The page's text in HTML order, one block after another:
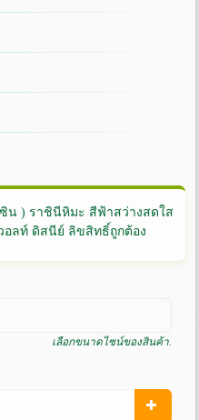
ซิน ) ราชินีหิมะ สีฟ้าสว่างสดใส
ลท์ ดิสนีย์ ลิขสิทธิ์ถูกต้อง
เลือกขนาดไซน์ของสินค้า.